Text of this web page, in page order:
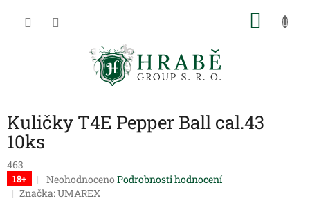
Kuličky T4E Pepper Ball cal.43
10ks
463
18+
Průměrné
hodnocení
Neohodnoceno Podrobnosti hodnocení
Značka:UMAREX